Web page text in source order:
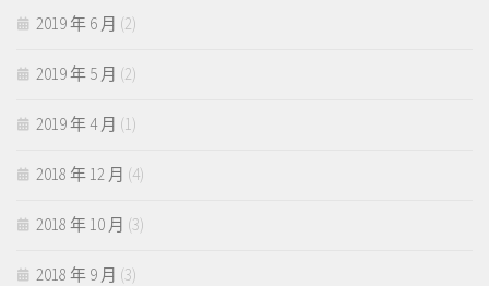
2019 年 6 月 (2)
2019 年 5 月 (2)
2019 年 4 月 (1)
2018 年 12 月 (4)
2018 年 10 月 (3)
2018 年 9 月 (3)